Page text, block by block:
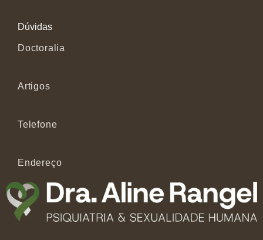
Dúvidas
Doctoralia
Artigos
Telefone
Endereço